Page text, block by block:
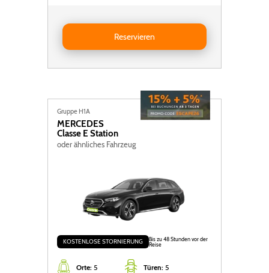
Reservieren
Reservieren BMW Serie 3 Touring LCI
Gruppe H1A
MERCEDES
Classe E Station
oder ähnliches Fahrzeug
Orte: 5 Türen: 5
KOSTENLOSE STORNIERUNG
Bis zu 48 Stunden vor der
Reise